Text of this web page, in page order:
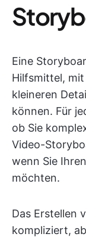
Eine
Hilfsmittel, mit
kleineren
können. Für
ob Sie
Video-
wenn Sie
möchten.
Das Erstellen
kompliziert,